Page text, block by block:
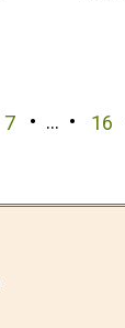
7 … 16